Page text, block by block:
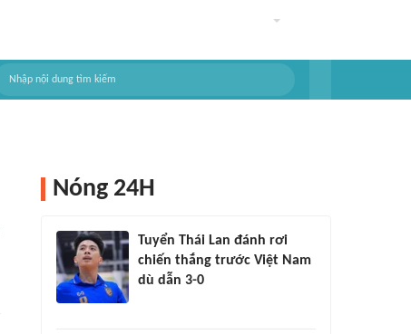
Nóng 24H
Tuyển Thái Lan đánh rơi
chiến thắng trước Việt Nam
dù dẫn 3-0